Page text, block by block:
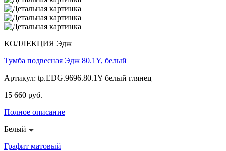
КОЛЛЕКЦИЯ Эдж
Тумба подвесная Эдж 80.1Y, белый
Артикул: tp.EDG.9696.80.1Y белый глянец
15 660 руб.
Полное описание
Белый
Графит матовый